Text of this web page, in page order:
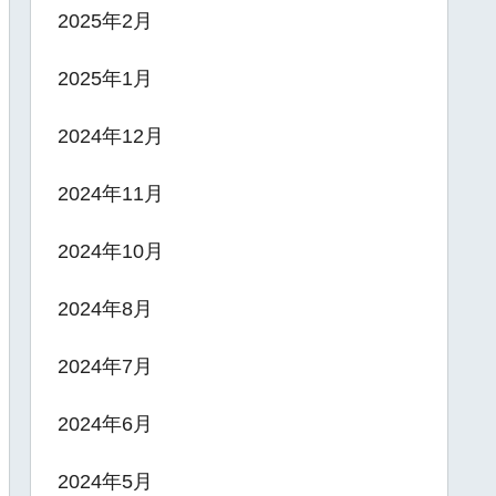
2025年2月
2025年1月
2024年12月
2024年11月
2024年10月
2024年8月
2024年7月
2024年6月
2024年5月